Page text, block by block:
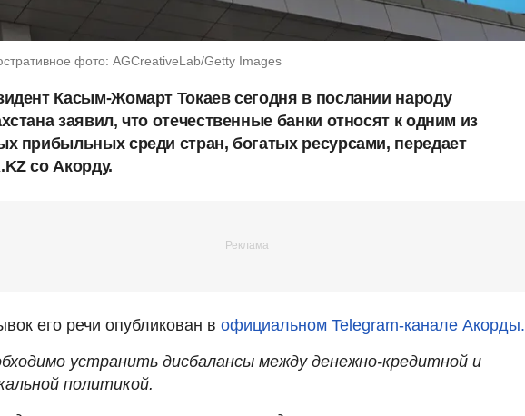
фото: AGCreativeLab/Getty Images
Касым-Жомарт Токаев сегодня в послании народу
заявил, что отечественные банки относят к одним из
прибыльных среди стран, богатых ресурсами, передает
со Акорду.
его речи опубликован в официальном Telegram-канале Акорды.
устранить дисбалансы между денежно-кредитной и
политикой.